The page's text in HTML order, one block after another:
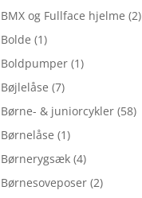
BMX og Fullface hjelme (2)
Bolde (1)
Boldpumper (1)
Bøjlelåse (7)
Børne- & juniorcykler (58)
Børnelåse (1)
Børnerygsæk (4)
Børnesoveposer (2)